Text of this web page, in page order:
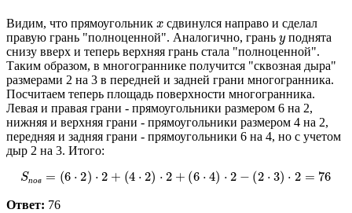
Видим, что прямоугольник
сдвинулся направо и сделал
правую грань "полноценной". Аналогично, грань yподнята
снизу вверх и теперь верхняя грань стала "полноценной".
Таким образом, в многограннике получится "сквозная дыра"
размерами 2 на 3 в передней и задней грани многогранника.
Посчитаем теперь площадь поверхности многогранника.
Левая и правая грани - прямоугольники размером 6 на 2,
нижняя и верхняя грани - прямоугольники размером 4 на 2,
передняя и задняя грани - прямоугольники 6 на 4, но с учетом
дыр 2 на 3. Итого:
Sп в= 6⋅ 2 2+ 4⋅ )⋅2 + (6⋅ )⋅2 −( 3)⋅ =76
Ответ: 76